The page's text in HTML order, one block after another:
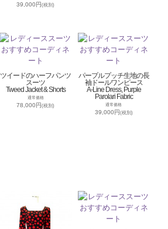
39,000円(税別)
ツイードのハーフパンツ
スーツ
Tweed Jacket & Shorts
通常価格
78,000円(税別)
パープルプッチ生地の長
袖ドールワンピース
A-Line Dress, Purple
Parolari Fabric
通常価格
39,000円(税別)